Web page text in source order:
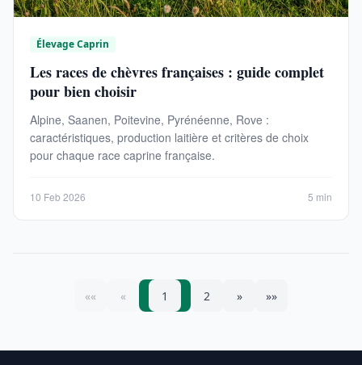
Élevage Caprin
Les races de chèvres françaises : guide complet
pour bien choisir
Alpine, Saanen, Poitevine, Pyrénéenne, Rove :
caractéristiques, production laitière et critères de choix
pour chaque race caprine française.
10 Feb 2026 5 min
«« « 1 2 » »»